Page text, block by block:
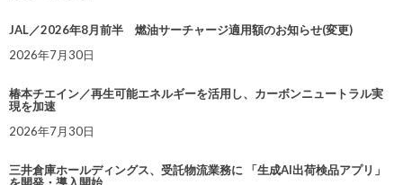
JAL／2026年8月前半 燃油サーチャージ適用額のお知らせ(変更)
2026年7月30日
椿本チエイン／再生可能エネルギーを活用し、カーボンニュートラル実
現を加速
2026年7月30日
三井倉庫ホールディングス、受託物流業務に 「生成AI出荷検品アプリ」